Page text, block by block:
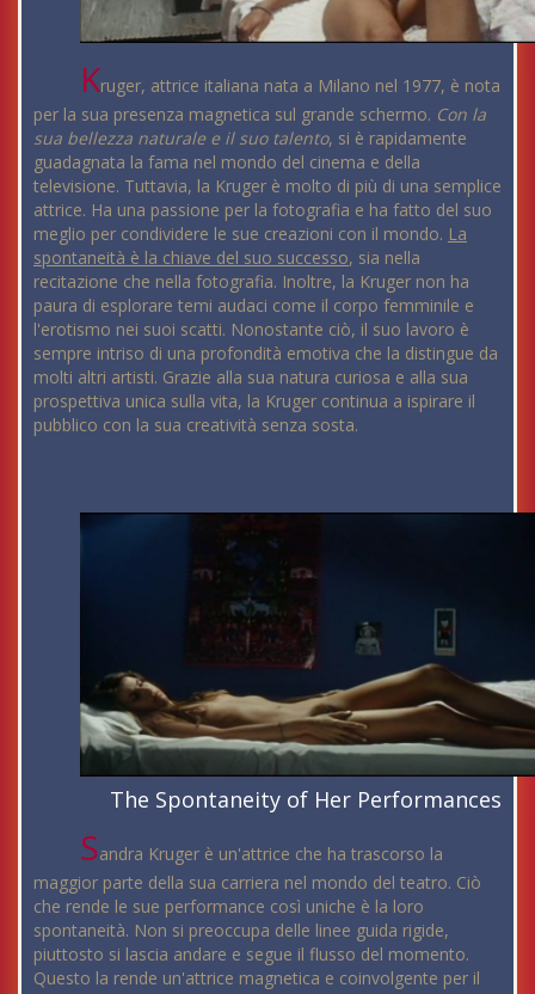
Kruger, attrice italiana nata a Milano nel 1977, è nota
per la sua presenza magnetica sul grande schermo. Con la
sua bellezza naturale e il suo talento, si è rapidamente
guadagnata la fama nel mondo del cinema e della
televisione. Tuttavia, la Kruger è molto di più di una semplice
attrice. Ha una passione per la fotografia e ha fatto del suo
meglio per condividere le sue creazioni con il mondo. La
spontaneità è la chiave del suo successo, sia nella
recitazione che nella fotografia. Inoltre, la Kruger non ha
paura di esplorare temi audaci come il corpo femminile e
l'erotismo nei suoi scatti. Nonostante ciò, il suo lavoro è
sempre intriso di una profondità emotiva che la distingue da
molti altri artisti. Grazie alla sua natura curiosa e alla sua
prospettiva unica sulla vita, la Kruger continua a ispirare il
pubblico con la sua creatività senza sosta.
The Spontaneity of Her Performances
Sandra Kruger è un'attrice che ha trascorso la
maggior parte della sua carriera nel mondo del teatro. Ciò
che rende le sue performance così uniche è la loro
spontaneità. Non si preoccupa delle linee guida rigide,
piuttosto si lascia andare e segue il flusso del momento.
Questo la rende un'attrice magnetica e coinvolgente per il